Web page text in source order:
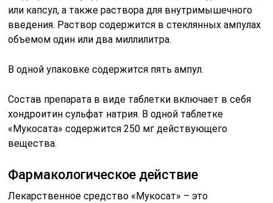
или капсул, а также раствора для внутримышечного
введения. Раствор содержится в стеклянных ампулах
объемом один или два миллилитра.
В одной упаковке содержится пять ампул.
Состав препарата в виде таблетки включает в себя
хондроитин сульфат натрия. В одной таблетке
«Мукосата» содержится 250 мг действующего
вещества.
Фармакологическое действие
Лекарственное средство «Мукосат» – это